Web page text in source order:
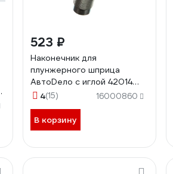
523 ₽
Наконечник для
плунжерного шприца
АвтоDело с иглой 42014
10872
4(15) 16000860
В корзину